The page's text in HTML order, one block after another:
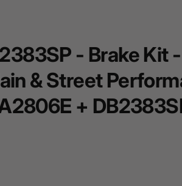
- Brake Kit
& Street
+